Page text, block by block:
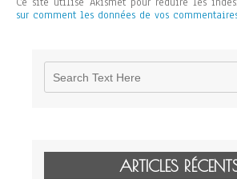
sur comment les données de vos
ARTICLES